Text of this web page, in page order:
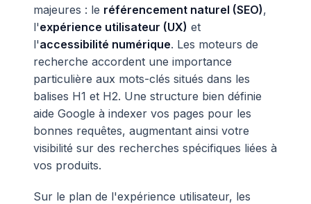
majeures : le référencement naturel (SEO),
l'expérience utilisateur (UX) et
l'accessibilité numérique. Les moteurs de
recherche accordent une importance
particulière aux mots-clés situés dans les
balises H1 et H2. Une structure bien définie
aide Google à indexer vos pages pour les
bonnes requêtes, augmentant ainsi votre
visibilité sur des recherches spécifiques liées à
vos produits.
Sur le plan de l'expérience utilisateur, les